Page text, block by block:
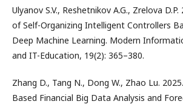
Ulyanov S.V., Reshetnikov A.G., Zrelova
of Self-Organizing Intelligent Controllers
Deep Machine Learning. Modern
and IT-Education, 19(2): 365–380.
Zhang D., Tang N., Dong W., Zhao Lu.
Based Financial Big Data Analysis and